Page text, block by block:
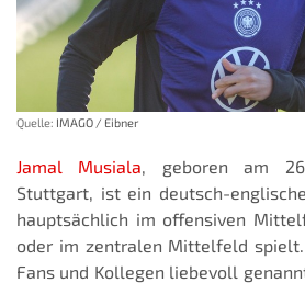
Quelle: IMAGO / Eibner
Jamal Musiala, geboren am
Stuttgart, ist ein deutsch-
hauptsächlich im offensiven
oder im zentralen Mittelfeld
Fans und Kollegen liebevoll